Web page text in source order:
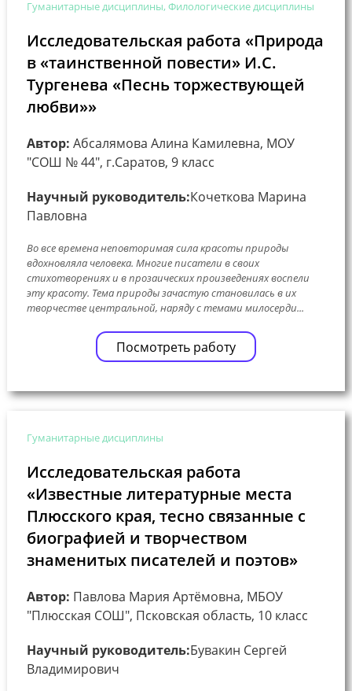
Гуманитарные дисциплины, Филологические дисциплины
Исследовательская работа «Природа
в «таинственной повести» И.С.
Тургенева «Песнь торжествующей
любви»»
Автор: Абсалямова Алина Камилевна, МОУ
"СОШ № 44", г.Саратов, 9 класс
Научный руководитель:Кочеткова Марина
Павловна
Во все времена неповторимая сила красоты природы
вдохновляла человека. Многие писатели в своих
стихотворениях и в прозаических произведениях воспели
эту красоту. Тема природы зачастую становилась в их
творчестве центральной, наряду с темами милосерди...
Посмотреть работу
Гуманитарные дисциплины
Исследовательская работа
«Известные литературные места
Плюсского края, тесно связанные с
биографией и творчеством
знаменитых писателей и поэтов»
Автор: Павлова Мария Артёмовна, МБОУ
"Плюсская СОШ", Псковская область, 10 класс
Научный руководитель:Бувакин Сергей
Владимирович